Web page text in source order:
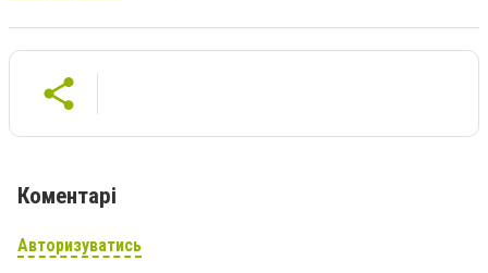
Коментарі
Авторизуватись